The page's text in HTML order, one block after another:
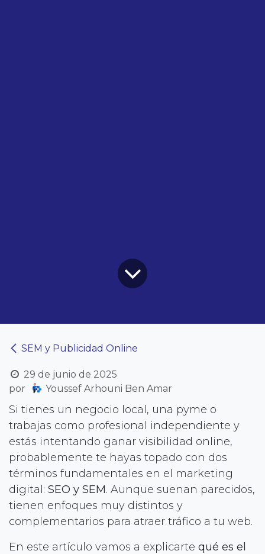
SEM y Publicidad Online
29 de junio de 2025
por
Youssef Arhouni Ben Amar
Si tienes un negocio local, una pyme o
trabajas como profesional independiente y
estás intentando ganar visibilidad online,
probablemente te hayas topado con dos
términos fundamentales en el marketing
digital: SEO y SEM. Aunque suenan parecidos,
tienen enfoques muy distintos y
complementarios para atraer tráfico a tu web.
En este artículo vamos a explicarte qué es el